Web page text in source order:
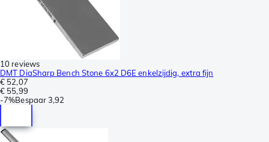
10 reviews
DMT DiaSharp Bench Stone 6x2 D6E enkelzijdig, extra fijn
€ 52,07
€ 55,99
-7%Bespaar3,92